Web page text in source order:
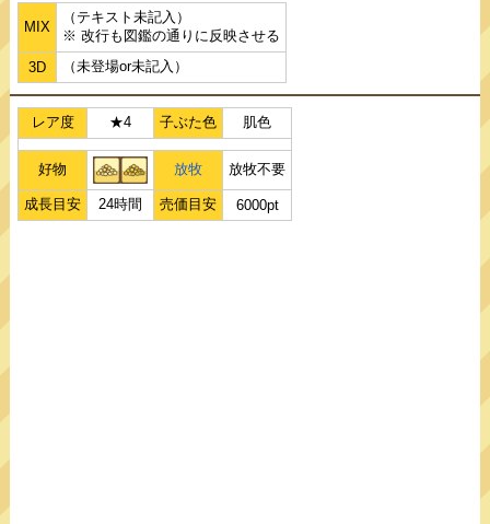
MIX
（テキスト未記入）
※ 改行も図鑑の通りに反映させる
3D
（未登場or未記入）
レア度 ★4 子ぶた色 肌色
好物 放牧 放牧不要
成長目安 24時間 売価目安 6000pt